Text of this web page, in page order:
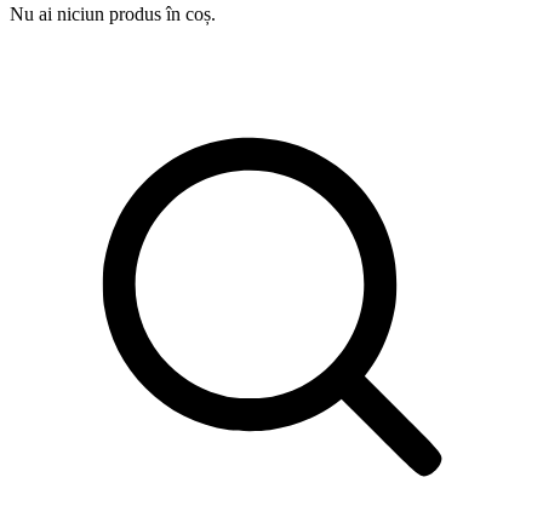
Nu ai niciun produs în coș.